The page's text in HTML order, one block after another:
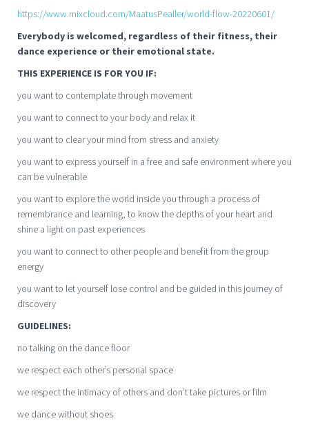
https://www.mixcloud.com/MaatusPealler/world-flow-20220601/
Everybody is welcomed, regardless of their fitness, their
dance experience or their emotional state.
THIS EXPERIENCE IS FOR YOU IF:
you want to contemplate through movement
you want to connect to your body and relax it
you want to clear your mind from stress and anxiety
you want to express yourself in a free and safe environment where you
can be vulnerable
you want to explore the world inside you through a process of
remembrance and learning, to know the depths of your heart and
shine a light on past experiences
you want to connect to other people and benefit from the group
energy
you want to let yourself lose control and be guided in this journey of
discovery
GUIDELINES:
no talking on the dance floor
we respect each other’s personal space
we respect the intimacy of others and don’t take pictures or film
we dance without shoes